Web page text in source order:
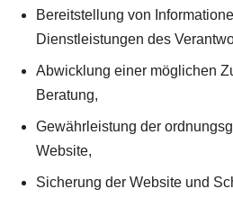
Bereitstellung von
Dienstleistungen des
Abwicklung einer möglichen
Beratung,
Gewährleistung der
Website,
Sicherung der Website und